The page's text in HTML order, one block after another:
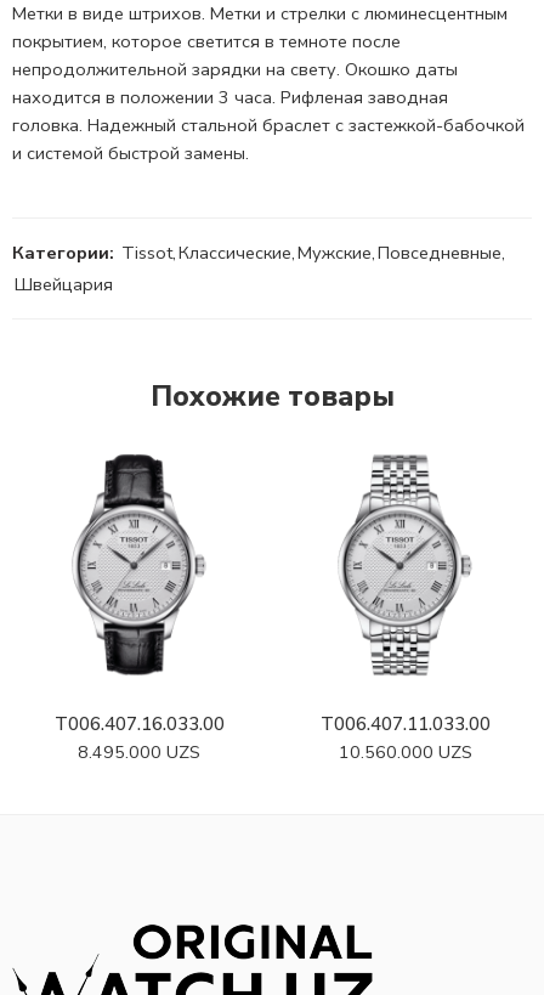
Метки в виде штрихов. Метки и стрелки с люминесцентным
покрытием, которое светится в темноте после
непродолжительной зарядки на свету. Окошко даты
находится в положении 3 часа. Рифленая заводная
головка. Надежный стальной браслет с застежкой-бабочкой
и системой быстрой замены.
Категории: Tissot,Классические,Мужские,Повседневные,
Швейцария
Похожие товары
T006.407.16.033.00
8.495.000 UZS
T006.407.11.033.00
10.560.000 UZS